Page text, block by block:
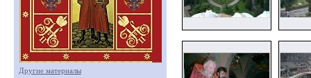
Другие материалы